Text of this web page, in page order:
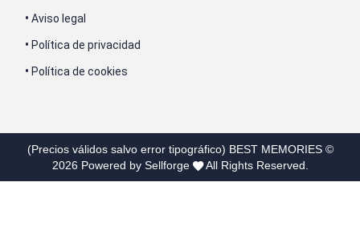
• Aviso legal
• Política de privacidad
• Política de cookies
(Precios válidos salvo error tipográfico) BEST MEMORIES©
2026 Powered by Sellforge All Rights Reserved.